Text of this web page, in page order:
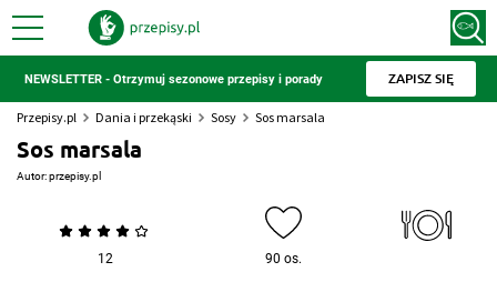
NEWSLETTER - Otrzymuj sezonowe przepisy i porady ZAPISZ SIĘ
Przepisy.pl Dania i przekąski Sosy Sos marsala
Sos marsala
Autor:przepisy.pl
12 90 os.